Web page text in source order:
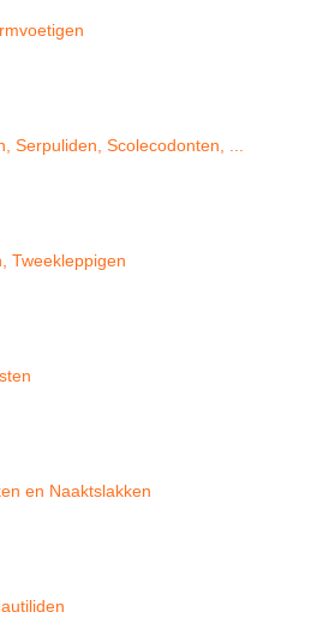
Serpuliden, Scolecodonten, ...
Tweekleppigen
en Naaktslakken